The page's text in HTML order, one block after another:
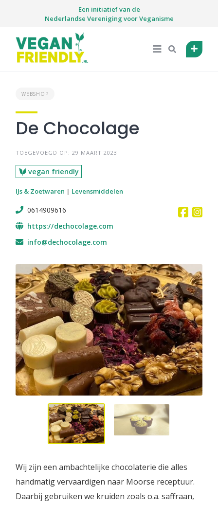
Een initiatief van de
Nederlandse Vereniging voor Veganisme
WEBSHOP
De Chocolage
TOEGEVOEGD OP: 29 MAART 2023
vegan friendly
IJs & Zoetwaren | Levensmiddelen
0614909616
https://dechocolage.com
info@dechocolage.com
Wij zijn een ambachtelijke chocolaterie die alles
handmatig vervaardigen naar Moorse receptuur.
Daarbij gebruiken we kruiden zoals o.a. saffraan,